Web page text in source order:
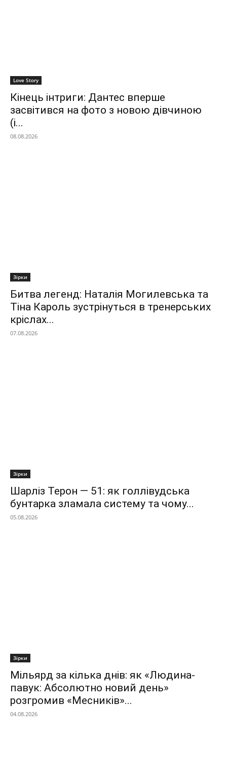
Love Story
Кінець інтриги: Дантес вперше
засвітився на фото з новою дівчиною
(і...
08.08.2026
Зірки
Битва легенд: Наталія Могилевська та
Тіна Кароль зустрінуться в тренерських
кріслах...
07.08.2026
Зірки
Шарліз Терон — 51: як голлівудська
бунтарка зламала систему та чому...
05.08.2026
Зірки
Мільярд за кілька днів: як «Людина-
павук: Абсолютно новий день»
розгромив «Месників»...
04.08.2026